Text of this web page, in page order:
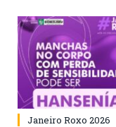
Janeiro Roxo 2026